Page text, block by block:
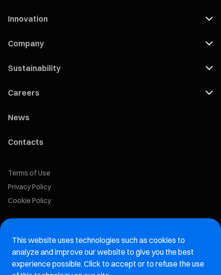
Innovation
Company
Sustainability
Careers
News
Contacts
Terms of Use
Privacy Policy
Cookie Policy
Aftermarket website
Marelli Integrity Hotline website
This website uses technologies such as cookies to
analyze and improve our website to give you the best
experience possible. Click to accept or to refuse the use